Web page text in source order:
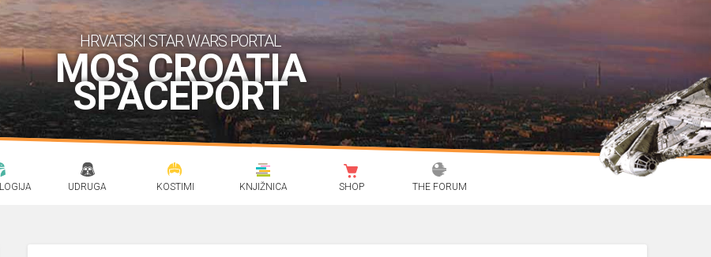
HRVATSKI STAR WARS PORTAL
MOS CROATIA
SPACEPORT
UDRUGA KOSTIMI KNJIŽNICA SHOP THE FORUM